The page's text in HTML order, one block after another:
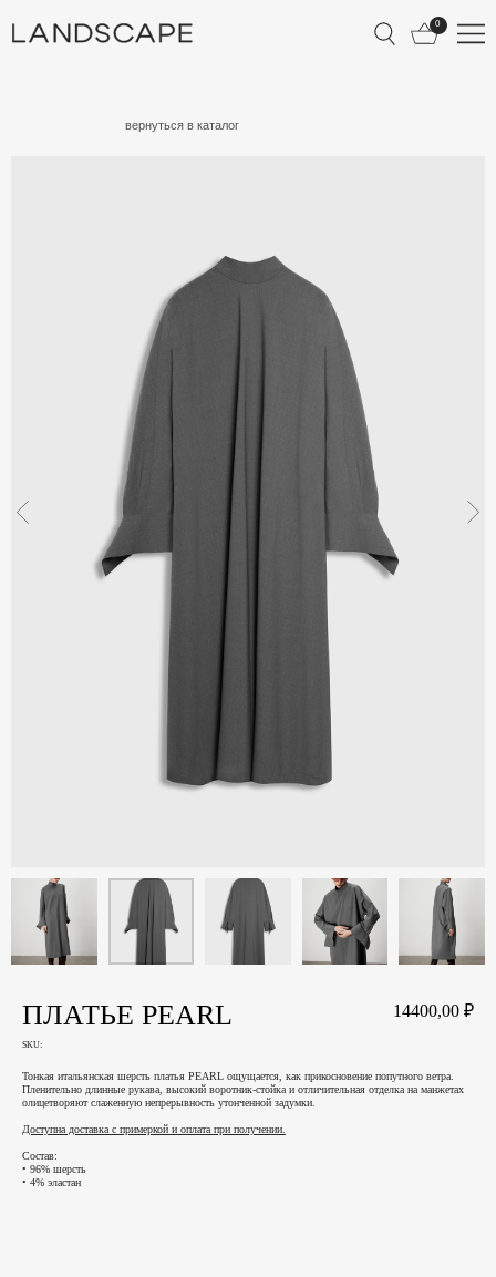
0
ПЛАТЬЕ PEARL
SKU:
14400,00 ₽
Тонкая итальянская шерсть платья PEARL ощущается, как прикосновение попутного ветра.
Пленительно длинные рукава, высокий воротник-стойка и отличительная отделка на манжетах
олицетворяют слаженную непрерывность утонченной задумки.
Доступна доставка с примеркой и оплата при получении.
Состав:
• 96% шерсть
• 4% эластан